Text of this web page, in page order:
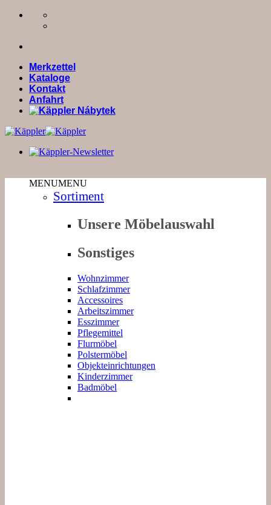
Zum
Merkzettel
Kataloge
Kontakt
Anfahrt
MENUMENU
Sortiment
Unsere Möbelauswahl
Sonstiges
Wohnzimmer
Schlafzimmer
Accessoires
Arbeitszimmer
Esszimmer
Pflegemittel
Flurmöbel
Polstermöbel
Objekteinrichtungen
Kinderzimmer
Badmöbel